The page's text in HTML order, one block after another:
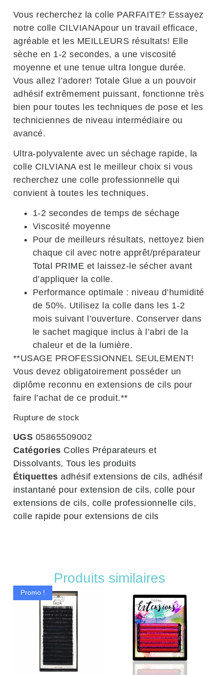
Vous recherchez la colle PARFAITE? Essayez
notre colle CILVIANApour un travail efficace,
agréable et les MEILLEURS résultats! Elle
sèche en 1-2 secondes, a une viscosité
moyenne et une tenue ultra longue durée.
Vous allez l’adorer! Totale Glue a un pouvoir
adhésif extrêmement puissant, fonctionne très
bien pour toutes les techniques de pose et les
techniciennes de niveau intermédiaire ou
avancé.
Ultra-polyvalente avec un séchage rapide, la
colle CILVIANA est le meilleur choix si vous
recherchez une colle professionnelle qui
convient à toutes les techniques.
1-2 secondes de temps de séchage
Viscosité moyenne
Pour de meilleurs résultats, nettoyez bien
chaque cil avec notre apprêt/préparateur
Total PRIME et laissez-le sécher avant
d’appliquer la colle.
Performance optimale : niveau d’humidité
de 50%. Utilisez la colle dans les 1-2
mois suivant l’ouverture. Conserver dans
le sachet magique inclus à l’abri de la
chaleur et de la lumière.
**USAGE PROFESSIONNEL SEULEMENT!
Vous devez obligatoirement posséder un
diplôme reconnu en extensions de cils pour
faire l’achat de ce produit.**
Rupture de stock
UGS 05865509002
Catégories Colles Préparateurs et
Dissolvants,Tous les produits
Étiquettes adhésif extensions de cils,adhésif
instantané pour extension de cils,colle pour
extensions de cils, colle professionnelle cils,
colle rapide pour extensions de cils
Produits similaires
Promo !